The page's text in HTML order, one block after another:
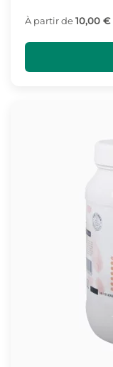
À partir de10,00 €